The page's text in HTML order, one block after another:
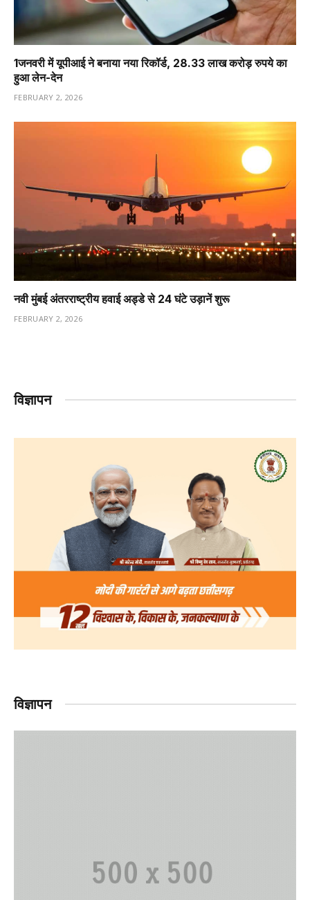
1️जनवरी में यूपीआई ने बनाया नया रिकॉर्ड, 28.33 लाख करोड़ रुपये का
हुआ लेन-देन
FEBRUARY 2, 2026
नवी मुंबई अंतरराष्ट्रीय हवाई अड्डे से 24 घंटे उड़ानें शुरू
FEBRUARY 2, 2026
विज्ञापन
विज्ञापन